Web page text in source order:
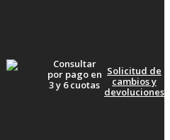
Consultar
por pago en
3 y 6 cuotas
Solicitud de
cambios y
devoluciones